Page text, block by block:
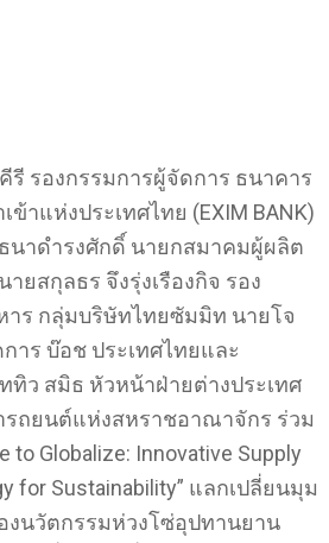
รี รองกรรมการผู้จัดการ ธนาคาร
ข้าแห่งประเทศไทย (EXIM BANK)
นาดำรงศักดิ์ นายกสมาคมผู้ผลิต
ยสกุลธร จึงรุ่งเรืองกิจ รอง
าร กลุ่มบริษัทไทยซัมมิท นายโจ
าร บ๊อช ประเทศไทยและ
ทิว สมิธ หัวหน้าฝ่ายต่างประเทศ
ถยนต์แห่งสหราชอาณาจักร ร่วม
to Globalize: Innovative Supply
for Sustainability” แลกเปลี่ยนมุม
งนวัตกรรมห่วงโซ่อุปทานยาน